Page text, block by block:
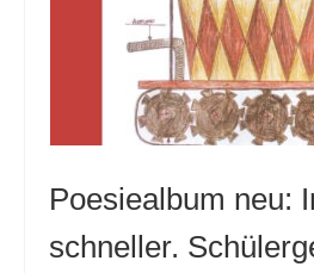
Mitglied werden
Poesiealbum neu:
schneller.